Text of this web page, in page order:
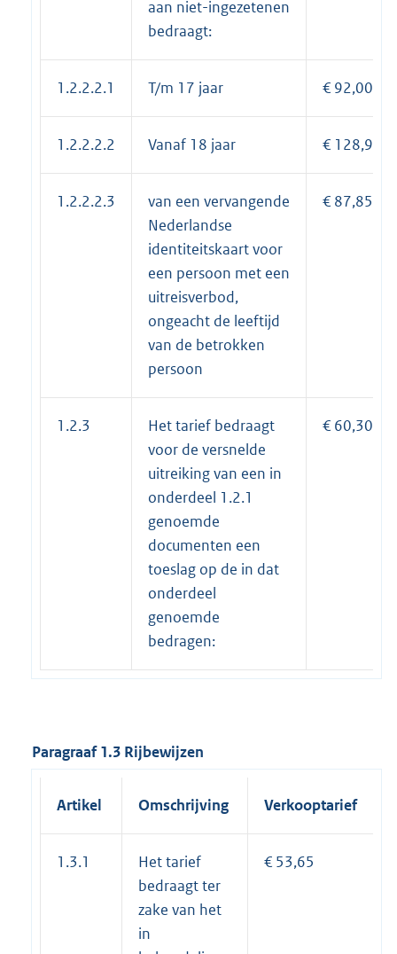
aan niet-ingezetenen
bedraagt:
1.2.2.2.1 T/m 17 jaar € 92,00
1.2.2.2.2 Vanaf 18 jaar € 128,95
1.2.2.2.3
van een vervangende
Nederlandse
identiteitskaart voor
een persoon met een
uitreisverbod,
ongeacht de leeftijd
van de betrokken
persoon
€ 87,85
1.2.3
Het tarief bedraagt
voor de versnelde
uitreiking van een in
onderdeel 1.2.1
genoemde
documenten een
toeslag op de in dat
onderdeel
genoemde
bedragen:
€ 60,30
Paragraaf 1.3 Rijbewijzen
Artikel Omschrijving Verkooptarief
1.3.1
Het tarief
bedraagt ter
zake van het
in
€ 53,65